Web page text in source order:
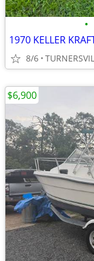
•
1970 KELLER
8/6
$6,900